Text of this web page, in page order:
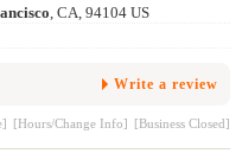
, CA, 94104 US
Write a review
[Hours/Change Info] [Business Closed]